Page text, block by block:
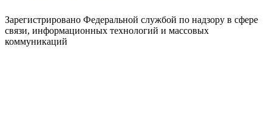
Зарегистрировано Федеральной службой по надзору в сфере
связи, информационных технологий и массовых
коммуникаций